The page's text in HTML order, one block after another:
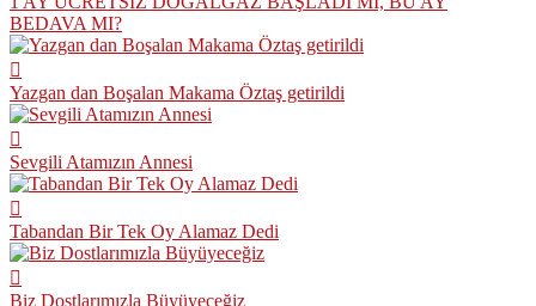
BEDAVA MI?
Yazgan dan Boşalan Makama Öztaş getirildi
Sevgili Atamızın Annesi
Tabandan Bir Tek Oy Alamaz Dedi
Biz Dostlarımızla Büyüyeceğiz